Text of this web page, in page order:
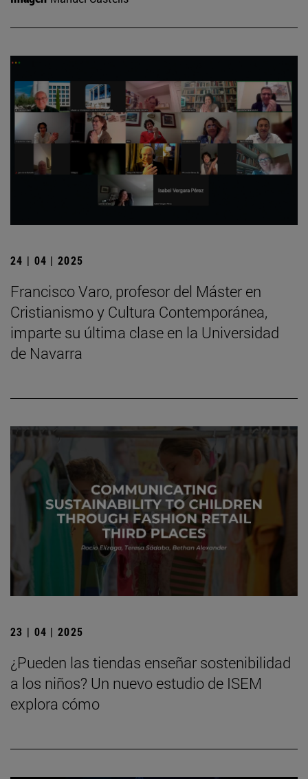
24 | 04 | 2025
Francisco Varo, profesor del Máster en
Cristianismo y Cultura Contemporánea,
imparte su última clase en la Universidad
de Navarra
23 | 04 | 2025
¿Pueden las tiendas enseñar sostenibilidad
a los niños? Un nuevo estudio de ISEM
explora cómo